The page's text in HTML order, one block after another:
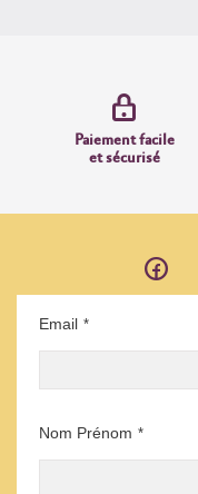
Paiement facile
et sécurisé
Email *
Nom Prénom *